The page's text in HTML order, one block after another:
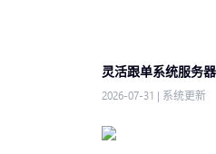
灵活跟单系统服务
2026-07-31 | 系统更新